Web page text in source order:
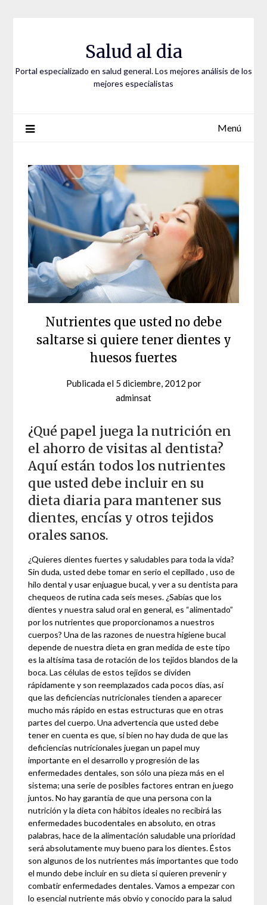
Salud al dia
Portal especializado en salud general. Los mejores análisis de los
mejores especialistas
Menú
Nutrientes que usted no debe
saltarse si quiere tener dientes y
huesos fuertes
Publicada el 5 diciembre, 2012 por
adminsat
¿Qué papel juega la nutrición en
el ahorro de visitas al dentista?
Aquí están todos los nutrientes
que usted debe incluir en su
dieta diaria para mantener sus
dientes, encías y otros tejidos
orales sanos.
¿Quieres dientes fuertes y saludables para toda la vida?
Sin duda, usted debe tomar en serio el cepillado , uso de
hilo dental y usar enjuague bucal, y ver a su dentista para
chequeos de rutina cada seis meses. ¿Sabías que los
dientes y nuestra salud oral en general, es “alimentado”
por los nutrientes que proporcionamos a nuestros
cuerpos? Una de las razones de nuestra higiene bucal
depende de nuestra dieta en gran medida de este tipo
es la altísima tasa de rotación de los tejidos blandos de la
boca. Las células de estos tejidos se dividen
rápidamente y son reemplazados cada pocos días, así
que las deficiencias nutricionales tienden a aparecer
mucho más rápido en estas estructuras que en otras
partes del cuerpo. Una advertencia que usted debe
tener en cuenta es que, si bien no hay duda de que las
deficiencias nutricionales juegan un papel muy
importante en el desarrollo y progresión de las
enfermedades dentales, son sólo una pieza más en el
sistema; una serie de posibles factores entran en juego
juntos. No hay garantía de que una persona con la
nutrición y la dieta con hábitos ideales no recibirá las
enfermedades bucodentales en absoluto, en otras
palabras, hace de la alimentación saludable una prioridad
será absolutamente muy bueno para los dientes. Éstos
son algunos de los nutrientes más importantes que todo
el mundo debe incluir en su dieta si quieren prevenir y
combatir enfermedades dentales. Vamos a empezar con
lo esencial nutriente más obvio y conocido para la salud